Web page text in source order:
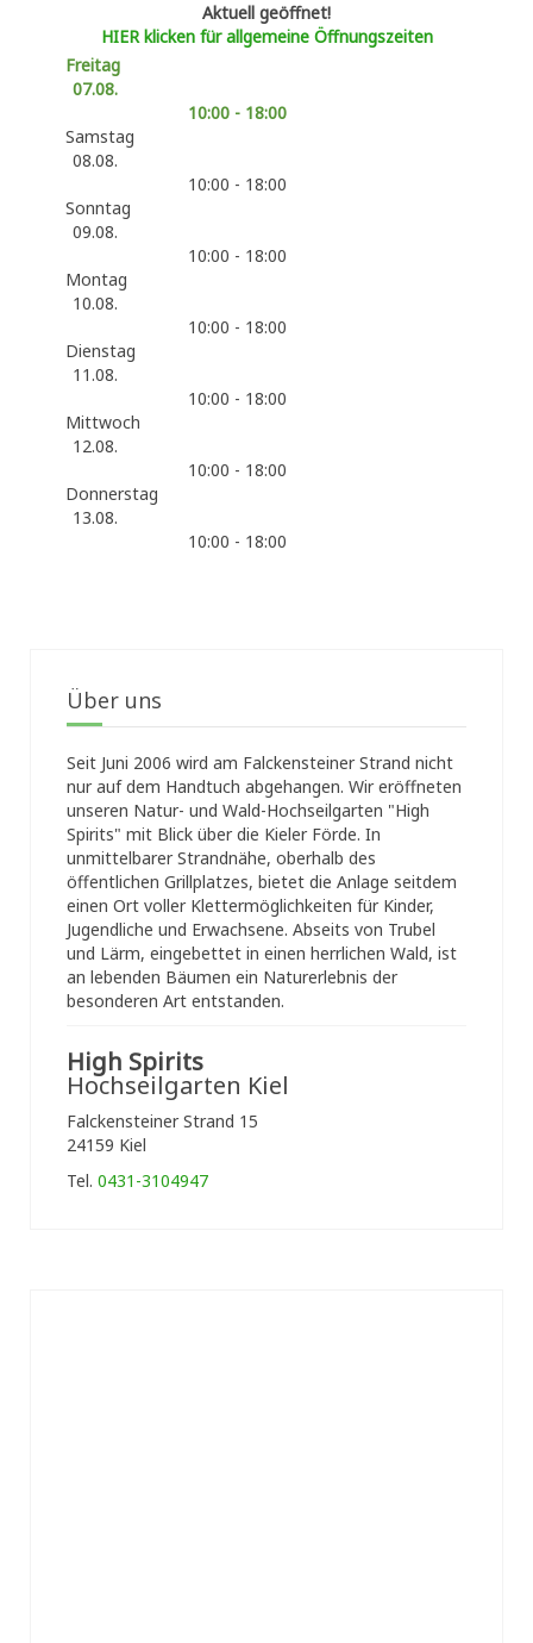
Aktuell geöffnet!
HIER klicken für allgemeine Öffnungszeiten
Freitag
07.08.
10:00 - 18:00
Samstag
08.08.
10:00 - 18:00
Sonntag
09.08.
10:00 - 18:00
Montag
10.08.
10:00 - 18:00
Dienstag
11.08.
10:00 - 18:00
Mittwoch
12.08.
10:00 - 18:00
Donnerstag
13.08.
10:00 - 18:00
Über uns
Seit Juni 2006 wird am Falckensteiner Strand nicht
nur auf dem Handtuch abgehangen. Wir eröffneten
unseren Natur- und Wald-Hochseilgarten "High
Spirits" mit Blick über die Kieler Förde. In
unmittelbarer Strandnähe, oberhalb des
öffentlichen Grillplatzes, bietet die Anlage seitdem
einen Ort voller Klettermöglichkeiten für Kinder,
Jugendliche und Erwachsene. Abseits von Trubel
und Lärm, eingebettet in einen herrlichen Wald, ist
an lebenden Bäumen ein Naturerlebnis der
besonderen Art entstanden.
High Spirits
Hochseilgarten Kiel
Falckensteiner Strand 15
24159 Kiel
Tel. 0431-3104947